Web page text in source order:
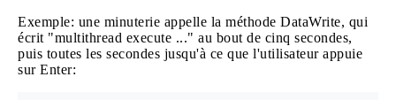
Exemple: une minuterie appelle la méthode DataWrite, qui
écrit "multithread execute ..." au bout de cinq secondes,
puis toutes les secondes jusqu'à ce que l'utilisateur appuie
sur Enter: